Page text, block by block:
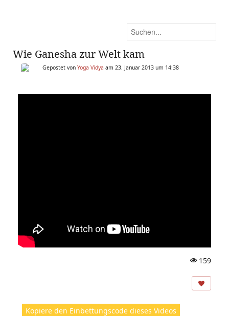
Wie Ganesha zur Welt kam
Gepostet von Yoga Vidya am 23. Januar 2013 um 14:38
ic
159
Kopiere den Einbettungscode dieses Videos